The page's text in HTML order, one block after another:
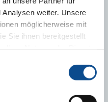
weiter. Unsere
möglicherweise mit
Sie ihnen bereitgestellt